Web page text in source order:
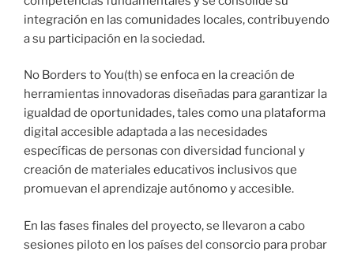
integración en las comunidades locales, contribuyendo
a su participación en la sociedad.
No Borders to You(th) se enfoca en la creación de
herramientas innovadoras diseñadas para garantizar la
igualdad de oportunidades, tales como una plataforma
digital accesible adaptada a las necesidades
específicas de personas con diversidad funcional y
creación de materiales educativos inclusivos que
promuevan el aprendizaje autónomo y accesible.
En las fases finales del proyecto, se llevaron a cabo
sesiones piloto en los países del consorcio para probar